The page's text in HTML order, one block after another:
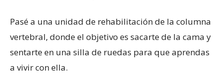
Pasé a una unidad de rehabilitación de la columna
vertebral, donde el objetivo es sacarte de la cama y
sentarte en una silla de ruedas para que aprendas
a vivir con ella.